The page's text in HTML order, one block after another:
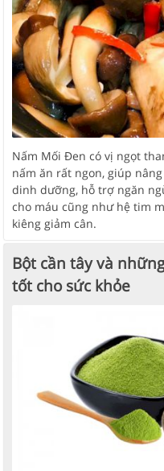
Nấm Mối Đen có vị ngọt
nấm ăn rất ngon, giúp
dinh dưỡng, hỗ trợ ngăn
cho máu cũng như hệ tim
kiêng giảm cân.
Bột cần tây và
tốt cho sức khỏe